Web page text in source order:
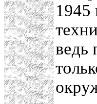
1945
ведь